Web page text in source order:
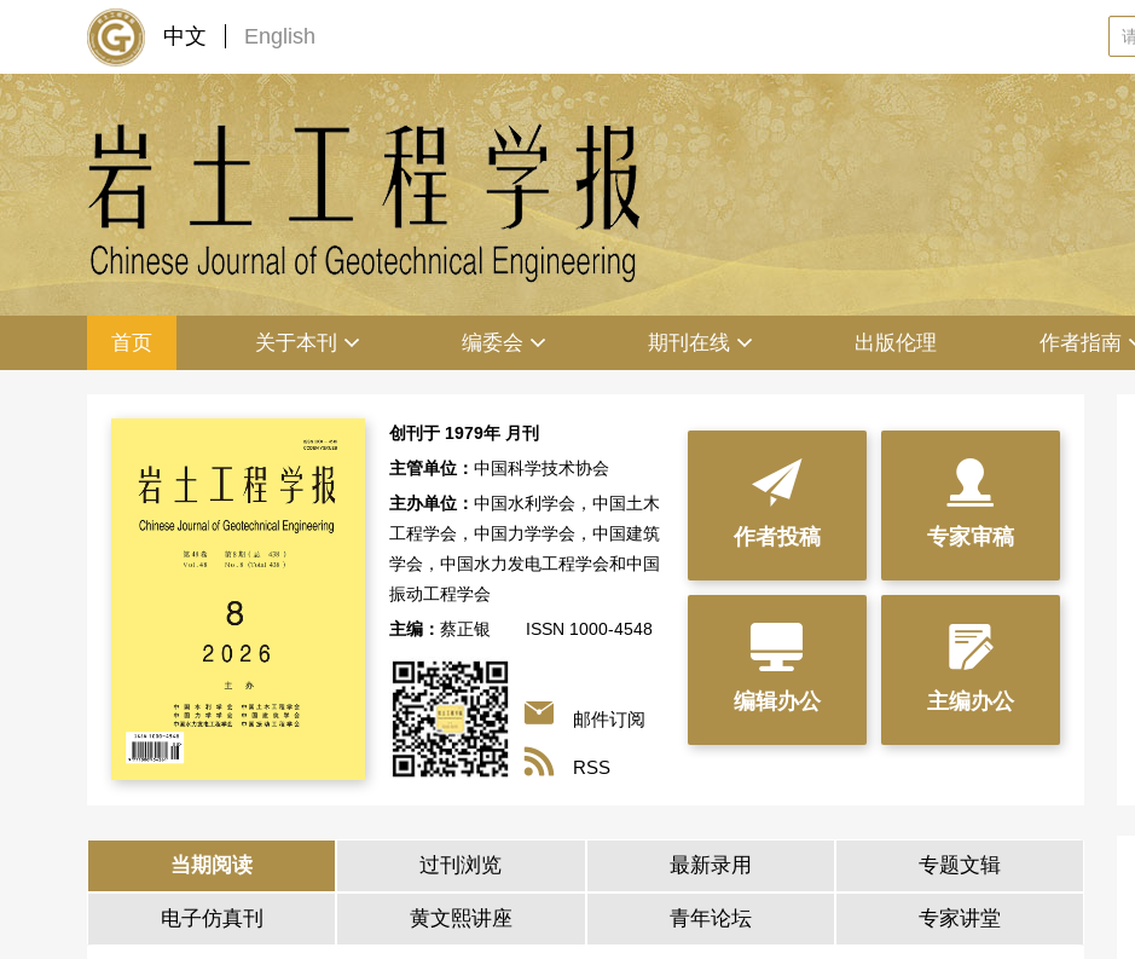
中文 English
首页 关于本刊 编委会 期刊在线 出版伦理 作者指南
创刊于 1979年 月刊
主管单位： 中国科学技术协会
主办单位： 中国水利学会，中国土木
工程学会，中国力学学会，中国建筑
学会，中国水力发电工程学会和中国
振动工程学会
主编： 蔡正银 ISSN 1000-4548
 邮件订阅
 RSS

作者投稿

专家审稿

编辑办公

主编办公
当期阅读 过刊浏览 最新录用 专题文辑
电子仿真刊 黄文熙讲座 青年论坛 专家讲堂